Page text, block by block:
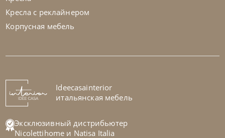
Стол обеденный Root
На заказ 45-90 дн
Кресла с реклайнером
Корпусная мебель
Ideecasainterior
итальянская мебель
Эксклюзивный дистрибьютер
Nicolettihome и Natisa Italia